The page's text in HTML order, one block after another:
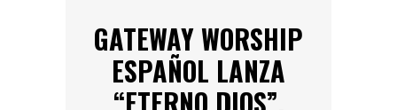
GATEWAY WORSHIP
ESPAÑOL LANZA